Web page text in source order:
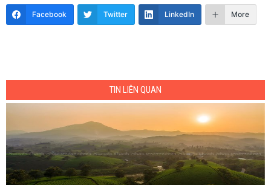
Facebook Twitter LinkedIn More
TIN LIÊN QUAN